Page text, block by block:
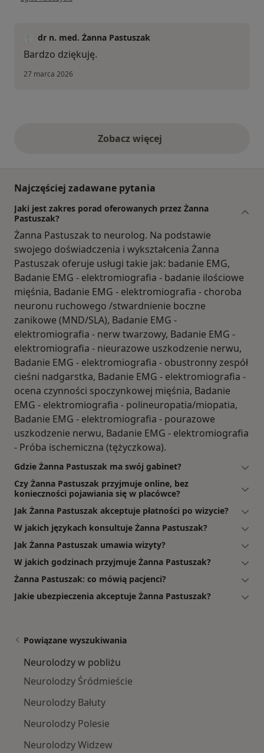
dr n. med. Żanna Pastuszak
Bardzo dziękuję.
27 marca 2026
Zobacz więcejopinie powyżej
Najczęściej zadawane pytania
Jaki jest zakres porad oferowanych przez Żanna
Pastuszak?
Żanna Pastuszak to neurolog. Na podstawie
swojego doświadczenia i wykształcenia Żanna
Pastuszak oferuje usługi takie jak: badanie EMG,
Badanie EMG - elektromiografia - badanie ilościowe
mięśnia, Badanie EMG - elektromiografia - choroba
neuronu ruchowego /stwardnienie boczne
zanikowe (MND/SLA), Badanie EMG -
elektromiografia - nerw twarzowy, Badanie EMG -
elektromiografia - nieurazowe uszkodzenie nerwu,
Badanie EMG - elektromiografia - obustronny zespół
cieśni nadgarstka, Badanie EMG - elektromiografia -
ocena czynności spoczynkowej mięśnia, Badanie
EMG - elektromiografia - polineuropatia/miopatia,
Badanie EMG - elektromiografia - pourazowe
uszkodzenie nerwu, Badanie EMG - elektromiografia
- Próba ischemiczna (tężyczkowa).
Gdzie Żanna Pastuszak ma swój gabinet?
Czy Żanna Pastuszak przyjmuje online, bez
konieczności pojawiania się w placówce?
Jak Żanna Pastuszak akceptuje płatności po wizycie?
W jakich językach konsultuje Żanna Pastuszak?
Jak Żanna Pastuszak umawia wizyty?
W jakich godzinach przyjmuje Żanna Pastuszak?
Żanna Pastuszak: co mówią pacjenci?
Jakie ubezpieczenia akceptuje Żanna Pastuszak?
Powiązane wyszukiwania
Neurolodzy w pobliżu
Neurolodzy Śródmieście
Neurolodzy Bałuty
Neurolodzy Polesie
Neurolodzy Widzew